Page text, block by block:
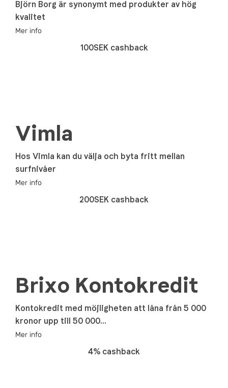
Björn Borg är synonymt med produkter av hög
kvalitet
Mer info
100SEK cashback
Vimla
Hos Vimla kan du välja och byta fritt mellan
surfnivåer
Mer info
200SEK cashback
Brixo Kontokredit
Kontokredit med möjligheten att låna från 5 000
kronor upp till 50 000...
Mer info
4% cashback